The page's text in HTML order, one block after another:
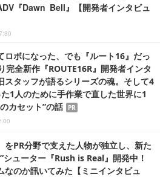
『Dawn Bell』【開発者インタビュ
ロボになった、でも『ルート16』だっ
全新作『ROUTE16R』開発者インタ
スタッフが語るシリーズの魂。そして4
1人のために手作業で直した世界に1
カセット”の話
PR
をPR分野で支えた人物が独立し、新た
シューター『Rush is Real』開発中！
なのか訊いてみた【ミニインタビュ